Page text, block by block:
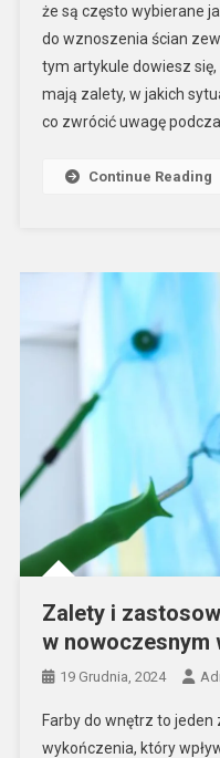
że są często wybierane
do wznoszenia ścian
tym artykule dowiesz
mają zalety, w jakich
co zwrócić uwagę
Continue Reading
Zalety i
w nowoczesnym
19 Grudnia, 2024
Farby do wnętrz to
wykończenia, który